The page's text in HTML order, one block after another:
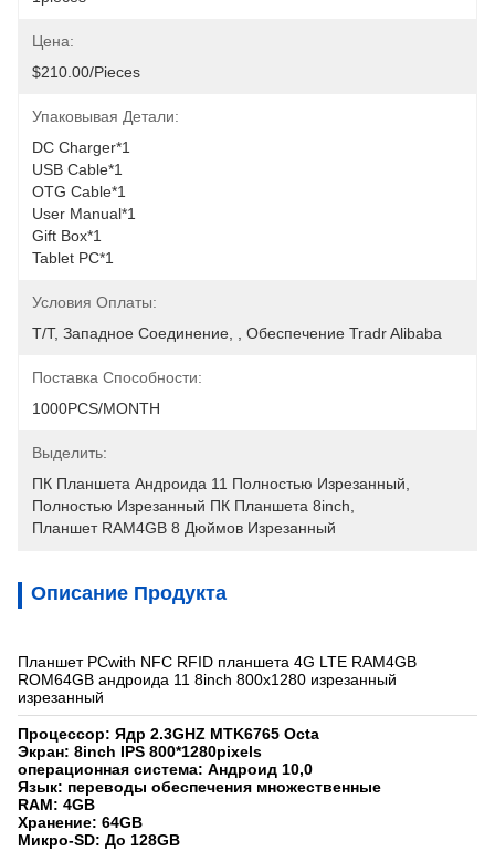
Цена:
$210.00/Pieces
Упаковывая Детали:
DC Charger*1
USB Cable*1
OTG Cable*1
User Manual*1
Gift Box*1
Tablet PC*1
Условия Оплаты:
T/T, Западное Соединение, , Обеспечение Tradr Alibaba
Поставка Способности:
1000PCS/MONTH
Выделить:
ПК Планшета Андроида 11 Полностью Изрезанный
Полностью Изрезанный ПК Планшета 8inch
Планшет RAM4GB 8 Дюймов Изрезанный
Описание Продукта
Планшет PCwith NFC RFID планшета 4G LTE RAM4GB
ROM64GB андроида 11 8inch 800x1280 изрезанный
изрезанный
Процессор: Ядр 2.3GHZ MTK6765 Octa
Экран: 8inch IPS 800*1280pixels
операционная система: Андроид 10,0
Язык: переводы обеспечения множественные
RAM: 4GB
Хранение: 64GB
Микро-SD: До 128GB